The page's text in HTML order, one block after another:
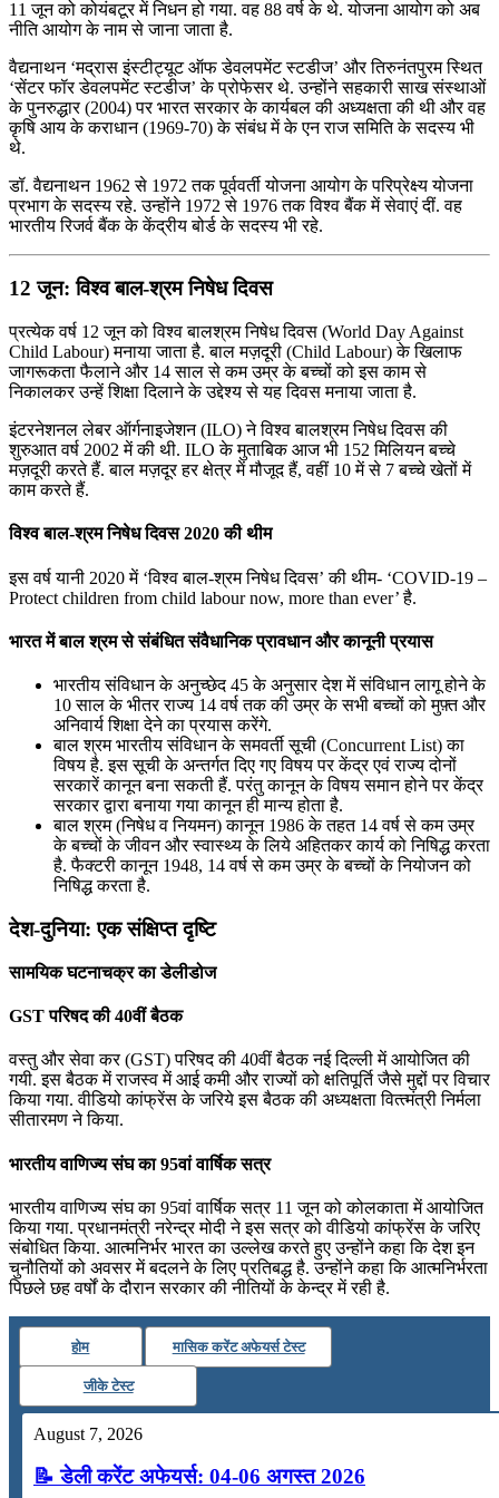
11 जून को कोयंबटूर में निधन हो गया. वह 88 वर्ष के थे. योजना आयोग को अब
नीति आयोग के नाम से जाना जाता है.
वैद्यनाथन ‘मद्रास इंस्टीट्यूट ऑफ डेवलपमेंट स्टडीज’ और तिरुनंतपुरम स्थित
‘सेंटर फॉर डेवलपमेंट स्टडीज’ के प्रोफेसर थे. उन्होंने सहकारी साख संस्थाओं
के पुनरुद्धार (2004) पर भारत सरकार के कार्यबल की अध्यक्षता की थी और वह
कृषि आय के कराधान (1969-70) के संबंध में के एन राज समिति के सदस्य भी
थे.
डॉ. वैद्यनाथन 1962 से 1972 तक पूर्ववर्ती योजना आयोग के परिप्रेक्ष्य योजना
प्रभाग के सदस्य रहे. उन्होंने 1972 से 1976 तक विश्व बैंक में सेवाएं दीं. वह
भारतीय रिजर्व बैंक के केंद्रीय बोर्ड के सदस्य भी रहे.
12 जून: विश्व बाल-श्रम निषेध दिवस
प्रत्येक वर्ष 12 जून को विश्व बालश्रम निषेध दिवस (World Day Against
Child Labour) मनाया जाता है. बाल मज़दूरी (Child Labour) के खिलाफ
जागरूकता फैलाने और 14 साल से कम उम्र के बच्‍चों को इस काम से
निकालकर उन्‍हें शिक्षा दिलाने के उद्देश्‍य से यह दिवस मनाया जाता है.
इंटरनेशनल लेबर ऑर्गनाइजेशन (ILO) ने विश्व बालश्रम निषेध दिवस की
शुरुआत वर्ष 2002 में की थी. ILO के मुताबिक आज भी 152 मिलियन बच्चे
मज़दूरी करते हैं. बाल मज़दूर हर क्षेत्र में मौजूद हैं, वहीं 10 में से 7 बच्चे खेतों में
काम करते हैं.
विश्व बाल-श्रम निषेध दिवस 2020 की थीम
इस वर्ष यानी 2020 में ‘विश्व बाल-श्रम निषेध दिवस’ की थीम- ‘COVID-19 –
Protect children from child labour now, more than ever’ है.
भारत में बाल श्रम से संबंधित संवैधानिक प्रावधान और कानूनी प्रयास
भारतीय संविधान के अनुच्छेद 45 के अनुसार देश में संविधान लागू होने के
10 साल के भीतर राज्य 14 वर्ष तक की उम्र के सभी बच्चों को मुफ़्त और
अनिवार्य शिक्षा देने का प्रयास करेंगे.
बाल श्रम भारतीय संविधान के समवर्ती सूची (Concurrent List) का
विषय है. इस सूची के अन्‍तर्गत दिए गए विषय पर केंद्र एवं राज्य दोनों
सरकारें कानून बना सकती हैं. परंतु कानून के विषय समान होने पर केंद्र
सरकार द्वारा बनाया गया कानून ही मान्य होता है.
बाल श्रम (निषेध व नियमन) कानून 1986 के तहत 14 वर्ष से कम उम्र
के बच्चों के जीवन और स्वास्थ्य के लिये अहितकर कार्य को निषिद्ध करता
है. फैक्टरी कानून 1948, 14 वर्ष से कम उम्र के बच्चों के नियोजन को
निषिद्ध करता है.
देश-दुनिया: एक संक्षिप्त दृष्टि
सामयिक घटनाचक्र का डेलीडोज
GST परिषद की 40वीं बैठक
वस्‍तु और सेवा कर (GST) परिषद की 40वीं बैठक नई दिल्‍ली में आयोजित की
गयी. इस बैठक में राजस्‍व में आई कमी और राज्‍यों को क्षतिपूर्ति जैसे मुद्दों पर विचार
किया गया. वीडियो कांफ्रेंस के जरिये इस बैठक की अध्‍यक्षता वित्‍त्‍मंत्री निर्मला
सीतारमण ने किया.
भारतीय वाणिज्‍य संघ का 95वां वार्षिक सत्र
भारतीय वाणिज्‍य संघ का 95वां वार्षिक सत्र 11 जून को कोलकाता में आयोजित
किया गया. प्रधानमंत्री नरेन्‍द्र मोदी ने इस सत्र को वीडियो कांफ्रेंस के जरिए
संबोधित किया. आत्‍मनिर्भर भारत का उल्‍लेख करते हुए उन्‍होंने कहा कि देश इन
चुनौतियों को अवसर में बदलने के लिए प्रतिबद्ध है. उन्‍होंने कहा कि आत्‍मनिर्भरता
पिछले छह वर्षों के दौरान सरकार की नीतियों के केन्‍द्र में रही है.
होम मासिक करेंट अफेयर्स टेस्ट
जीके टेस्ट
August 7, 2026
📝 डेली करेंट अफेयर्स: 04-06 अगस्त 2026